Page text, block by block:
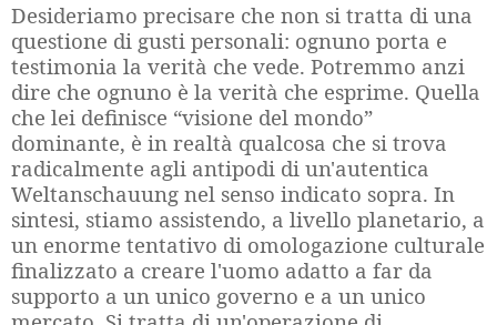
Desideriamo precisare che non si tratta di una
questione di gusti personali: ognuno porta e
testimonia la verità che vede. Potremmo anzi
dire che ognuno è la verità che esprime. Quella
che lei definisce “visione del mondo”
dominante, è in realtà qualcosa che si trova
radicalmente agli antipodi di un'autentica
Weltanschauung nel senso indicato sopra. In
sintesi, stiamo assistendo, a livello planetario, a
un enorme tentativo di omologazione culturale
finalizzato a creare l'uomo adatto a far da
supporto a un unico governo e a un unico